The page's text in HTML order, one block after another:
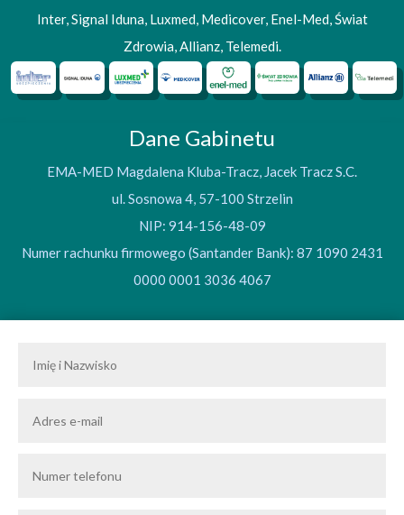
Inter, Signal Iduna, Luxmed, Medicover, Enel-Med, Świat
Zdrowia, Allianz, Telemedi.
Dane Gabinetu
EMA-MED Magdalena Kluba-Tracz, Jacek Tracz S.C.
ul. Sosnowa 4, 57-100 Strzelin
NIP: 914-156-48-09
Numer rachunku firmowego (Santander Bank): 87 1090 2431
0000 0001 3036 4067